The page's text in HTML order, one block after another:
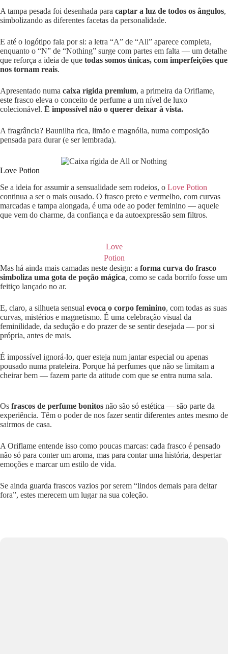
A tampa pesada foi desenhada para captar a luz de todos os ângulos,
simbolizando as diferentes facetas da personalidade.
E até o logótipo fala por si: a letra “A” de “All” aparece completa,
enquanto o “N” de “Nothing” surge com partes em falta — um detalhe
que reforça a ideia de que todas somos únicas, com imperfeições que
nos tornam reais.
Apresentado numa caixa rígida premium, a primeira da Oriflame,
este frasco eleva o conceito de perfume a um nível de luxo
colecionável. É impossível não o querer deixar à vista.
A fragrância? Baunilha rica, limão e magnólia, numa composição
pensada para durar (e ser lembrada).
Love Potion
Se a ideia for assumir a sensualidade sem rodeios, o Love Potion
continua a ser o mais ousado. O frasco preto e vermelho, com curvas
marcadas e tampa alongada, é uma ode ao poder feminino — aquele
que vem do charme, da confiança e da autoexpressão sem filtros.
Love
Potion
Mas há ainda mais camadas neste design: a forma curva do frasco
simboliza uma gota de poção mágica, como se cada borrifo fosse um
feitiço lançado no ar.
E, claro, a silhueta sensual evoca o corpo feminino, com todas as suas
curvas, mistérios e magnetismo. É uma celebração visual da
feminilidade, da sedução e do prazer de se sentir desejada — por si
própria, antes de mais.
É impossível ignorá-lo, quer esteja num jantar especial ou apenas
pousado numa prateleira. Porque há perfumes que não se limitam a
cheirar bem — fazem parte da atitude com que se entra numa sala.
Os frascos de perfume bonitos não são só estética — são parte da
experiência. Têm o poder de nos fazer sentir diferentes antes mesmo de
sairmos de casa.
A Oriflame entende isso como poucas marcas: cada frasco é pensado
não só para conter um aroma, mas para contar uma história, despertar
emoções e marcar um estilo de vida.
Se ainda guarda frascos vazios por serem “lindos demais para deitar
fora”, estes merecem um lugar na sua coleção.